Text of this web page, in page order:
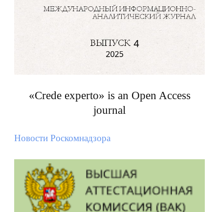
«Crede experto» is an Open Access
journal
Новости Роскомнадзора